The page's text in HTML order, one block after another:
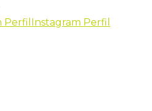
Perfil Instagram Perfil